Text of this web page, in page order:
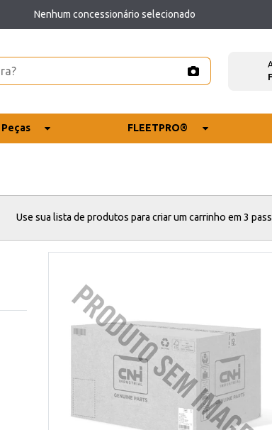
Nenhum concessionário selecionado
FLEETPRO®
Use sua lista de produtos para criar um carrinho em 3